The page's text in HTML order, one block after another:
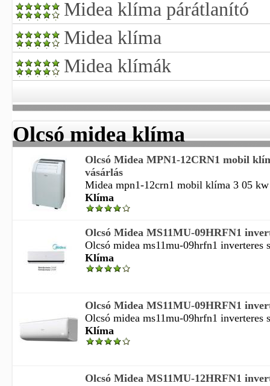
Midea klíma párátlanító
Midea klíma
Midea klímák
Olcsó midea klíma
Olcsó Midea MPN1-12CRN1 mobil
vásárlás
Midea mpn1-12crn1 mobil klíma 3 05 kw
Klíma
Olcsó Midea MS11MU-09HRFN1
Olcsó midea ms11mu-09hrfn1
Klíma
Olcsó Midea MS11MU-09HRFN1
Olcsó midea ms11mu-09hrfn1
Klíma
Olcsó Midea MS11MU-12HRFN1